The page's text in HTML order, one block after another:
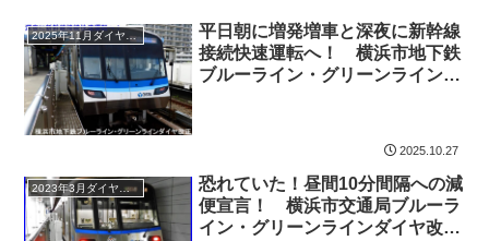
2025年11月ダイヤ改正
平日朝に増発増車と深夜に新幹線
接続快速運転へ！ 横浜市地下鉄
ブルーライン・グリーンラインダ
2025.10.27
2023年3月ダイヤ改正
恐れていた！昼間10分間隔への減
便宣言！ 横浜市交通局ブルーラ
イン・グリーンラインダイヤ改正